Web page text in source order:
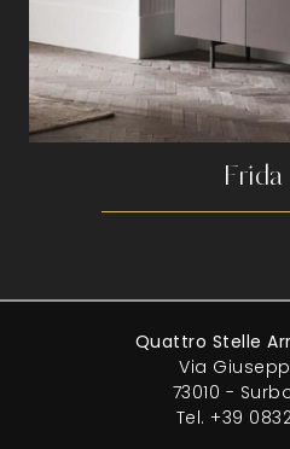
Frida
Quattro Stelle
Via
73010 -
Tel. +39